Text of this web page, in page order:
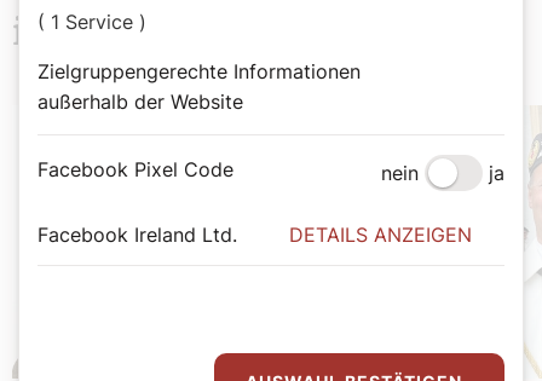
interessieren
( 1 Service )
Zielgruppengerechte Informationen
außerhalb der Website
Facebook Pixel Code nein ja
Facebook Ireland Ltd. DETAILS ANZEIGEN